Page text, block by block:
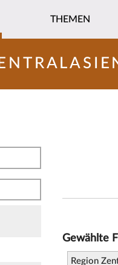
THEMEN
Gewählte
Region